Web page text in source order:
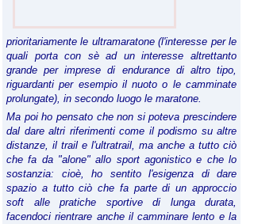
prioritariamente le ultramaratone (l'interesse per le
quali porta con sè ad un interesse altrettanto
grande per imprese di endurance di altro tipo,
riguardanti per esempio il nuoto o le camminate
prolungate), in secondo luogo le maratone.
Ma poi ho pensato che non si poteva prescindere
dal dare altri riferimenti come il podismo su altre
distanze, il trail e l'ultratrail, ma anche a tutto ciò
che fa da "alone" allo sport agonistico e che lo
sostanzia: cioè, ho sentito l'esigenza di dare
spazio a tutto ciò che fa parte di un approccio
soft alle pratiche sportive di lunga durata,
facendoci rientrare anche il camminare lento e la